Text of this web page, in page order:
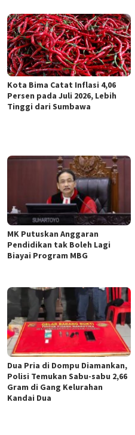
Kota Bima Catat Inflasi 4,06
Persen pada Juli 2026, Lebih
Tinggi dari Sumbawa
MK Putuskan Anggaran
Pendidikan tak Boleh Lagi
Biayai Program MBG
Dua Pria di Dompu Diamankan,
Polisi Temukan Sabu-sabu 2,66
Gram di Gang Kelurahan
Kandai Dua